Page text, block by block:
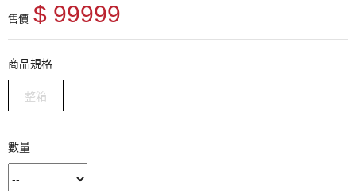
售價 $ 99999
商品規格
整箱
數量